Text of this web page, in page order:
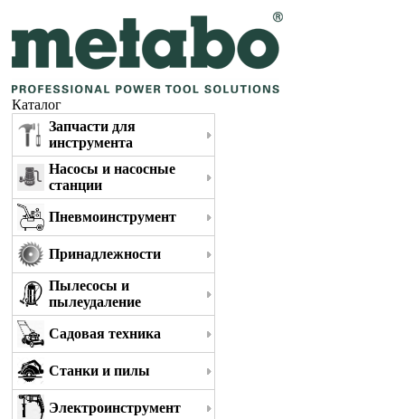
Каталог
Запчасти для
инструмента
Насосы и насосные
станции
Пневмоинструмент
Принадлежности
Пылесосы и
пылеудаление
Садовая техника
Станки и пилы
Электроинструмент